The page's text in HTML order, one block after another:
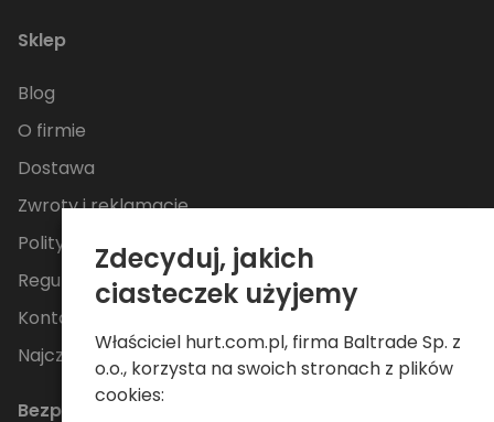
Sklep
Blog
O firmie
Dostawa
Zwroty i reklamacje
Polityka Prywatności
Regulamin
Kontakt
Najczęściej zadawane pytania
Bezpieczne płatności
Zdecyduj, jakich
ciasteczek użyjemy
Właściciel hurt.com.pl, firma Baltrade Sp. z
o.o., korzysta na swoich stronach z plików
cookies: